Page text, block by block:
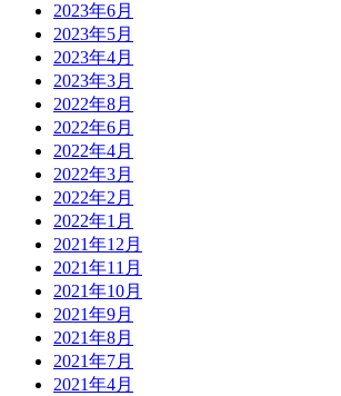
2023年6月
2023年5月
2023年4月
2023年3月
2022年8月
2022年6月
2022年4月
2022年3月
2022年2月
2022年1月
2021年12月
2021年11月
2021年10月
2021年9月
2021年8月
2021年7月
2021年4月